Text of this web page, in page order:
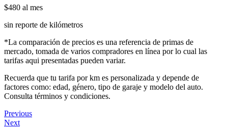
$480 al mes
sin reporte de kilómetros
*La comparación de precios es una referencia de primas de
mercado, tomada de varios compradores en línea por lo cual las
tarifas aqui presentadas pueden variar.
Recuerda que tu tarifa por km es personalizada y depende de
factores como: edad, género, tipo de garaje y modelo del auto.
Consulta términos y condiciones.
Previous
Next